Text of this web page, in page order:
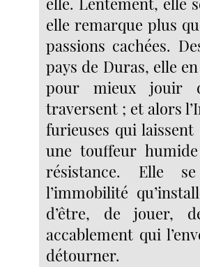
elle remarque plus
passions cachées.
pays de Duras, elle
pour mieux jouir
traversent ; et alors
furieuses qui
une touffeur
résistance. Elle
l’immobilité
d’être, de jouer,
accablement qui
détourner.